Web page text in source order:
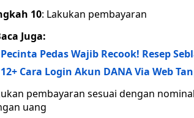
10: Lakukan pembayaran
Juga:
Pecinta Pedas Wajib Recook! Resep
12+ Cara Login Akun DANA Via Web
pembayaran sesuai dengan
uang